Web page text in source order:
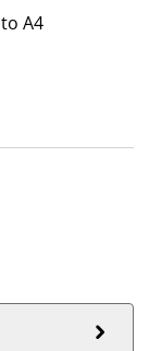
A4
